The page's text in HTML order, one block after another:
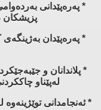
* پەرەپێدانی
پزیشكان
* پەرەپێدان
* پلاندانان و
لەپێناو
* ئەنجامدانی توێژینەوە